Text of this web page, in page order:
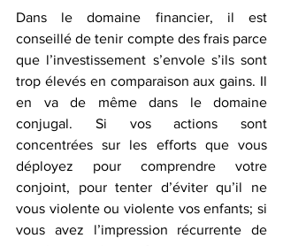
Dans le domaine financier, il est
conseillé de tenir compte des frais parce
que l’investissement s’envole s’ils sont
trop élevés en comparaison aux gains. Il
en va de même dans le domaine
conjugal. Si vos actions sont
concentrées sur les efforts que vous
déployez pour comprendre votre
conjoint, pour tenter d’éviter qu’il ne
vous violente ou violente vos enfants; si
vous avez l’impression récurrente de